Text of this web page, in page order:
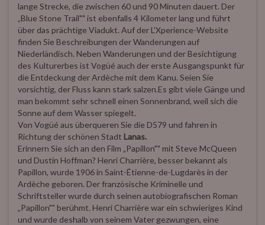
lange Strecke, die zwischen 60 und 90 Minuten dauert. Der
„Blue Stone Trail"" ist ebenfalls 4 Kilometer lang und führt
über das prächtige Viadukt. Auf der L'Xperience-Website
finden Sie Beschreibungen der Wanderungen auf
Niederländisch. Neben Wanderungen und der Besichtigung
des Kulturerbes ist Vogüé auch der erste Ausgangspunkt für
die Entdeckung der Ardèche mit dem Kanu. Seien Sie
vorsichtig, der Fluss kann stark salzen.Es gibt viele Gänge und
man bekommt sehr schnell einen Sonnenbrand, weil sich die
Sonne auf dem Wasser spiegelt.
Von Vogüé aus überqueren Sie die D579 und fahren in
Richtung der schönen Stadt Lanas.
Erinnern Sie sich an den Film „Papillon"" mit Steve McQueen
und Dustin Hoffman? Henri Charrière, besser bekannt als
Papillon, wurde 1906 in Saint-Étienne-de-Lugdarès in der
Ardèche geboren. Der französische Kriminelle und
Schriftsteller wurde durch seinen autobiografischen Roman
„Papillon"" berühmt. Henri Charrière war ein schwieriges Kind
und wurde deshalb von seinem Vater gezwungen, eine